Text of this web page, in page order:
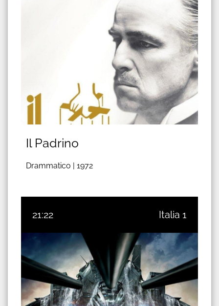
Il Padrino
Drammatico | 1972
21:22 Italia 1